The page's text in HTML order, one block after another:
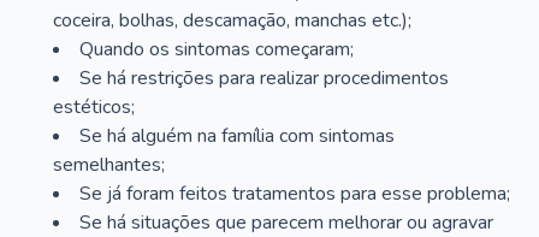
coceira, bolhas, descamação, manchas etc.);
Quando os sintomas começaram;
Se há restrições para realizar procedimentos
estéticos;
Se há alguém na família com sintomas
semelhantes;
Se já foram feitos tratamentos para esse problema;
Se há situações que parecem melhorar ou agravar